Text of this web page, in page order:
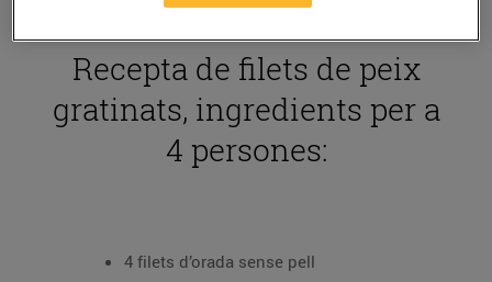
Recepta de filets de peix
gratinats, ingredients per a
4 persones:
4 filets d’orada sense pell